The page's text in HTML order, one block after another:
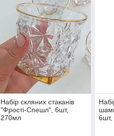
Набір скляних стаканів
"Фрості-Спешл", 6шт,
270мл